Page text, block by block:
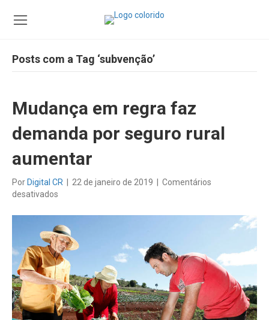
Posts com a Tag ‘subvenção’
Mudança em regra faz
demanda por seguro rural
aumentar
Por Digital CR 22 de janeiro de 2019
Comentários
desativados
em
regra
faz
demanda
por
seguro
rural
aumentar